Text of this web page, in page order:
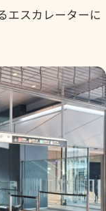
エスカレーターに